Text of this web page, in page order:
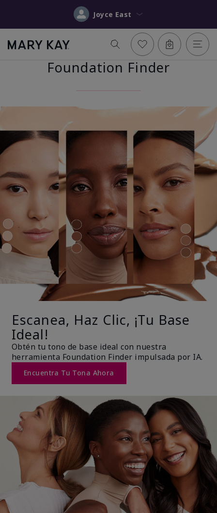
Joyce East
Foundation Finder
Escanea, Haz Clic, ¡Tu Base
Ideal!
Obtén tu tono de base ideal con nuestra
herramienta Foundation Finder impulsada por IA.
Encuentra Tu Tona Ahora